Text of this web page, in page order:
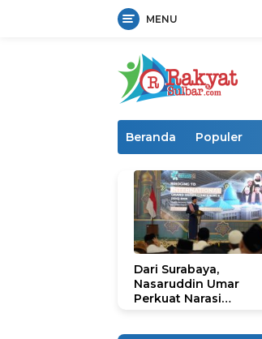
MENU
Beranda Populer
Dari Surabaya,
Nasaruddin Umar
Perkuat Narasi